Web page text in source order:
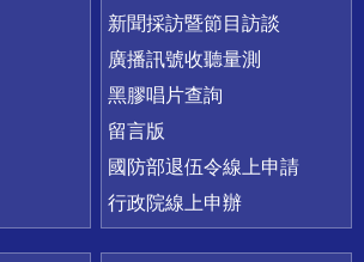
新聞採訪暨節目訪談
廣播訊號收聽量測
黑膠唱片查詢
留言版
國防部退伍令線上申請
行政院線上申辦